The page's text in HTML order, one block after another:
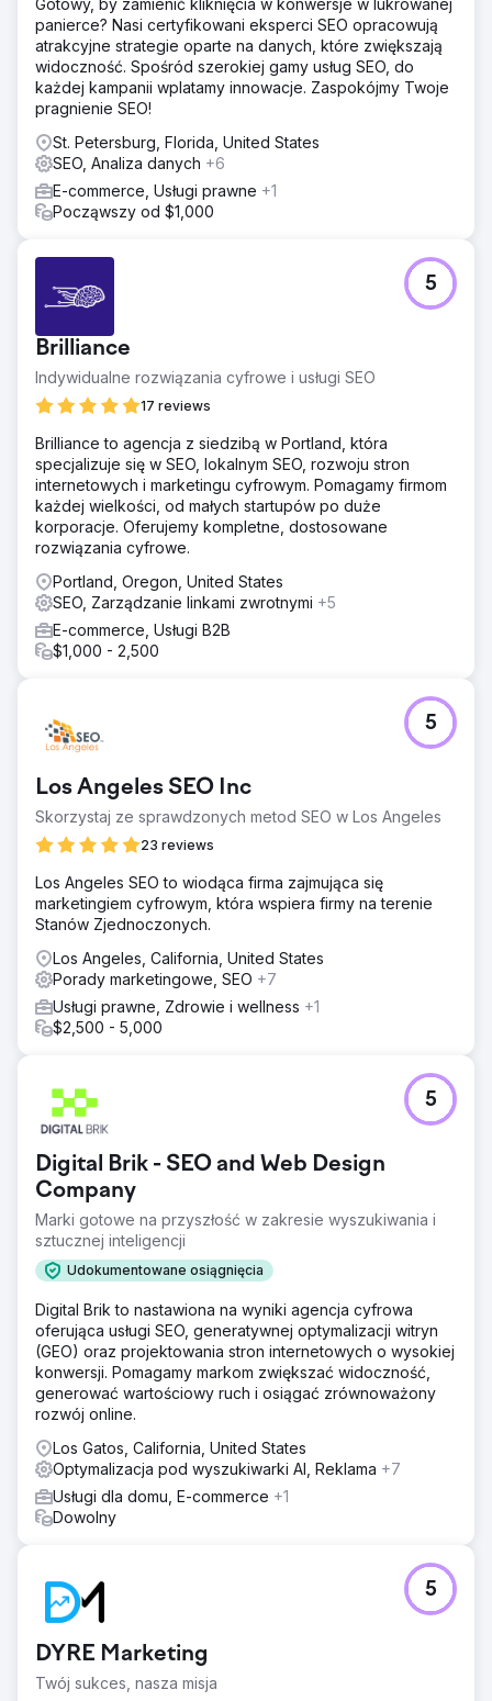
panierce? Nasi certyfikowani eksperci SEO opracowują
atrakcyjne strategie oparte na danych, które zwiększają
widoczność. Spośród szerokiej gamy usług SEO, do
każdej kampanii wplatamy innowacje. Zaspokójmy Twoje
pragnienie SEO!
St. Petersburg, Florida, United States
SEO, Analiza danych +6
E-commerce, Usługi prawne +1
Począwszy od $1,000
Brilliance
Indywidualne rozwiązania cyfrowe i usługi SEO
17 reviews
5
Brilliance to agencja z siedzibą w Portland, która
specjalizuje się w SEO, lokalnym SEO, rozwoju stron
internetowych i marketingu cyfrowym. Pomagamy firmom
każdej wielkości, od małych startupów po duże
korporacje. Oferujemy kompletne, dostosowane
rozwiązania cyfrowe.
Portland, Oregon, United States
SEO, Zarządzanie linkami zwrotnymi +5
E-commerce, Usługi B2B
$1,000 - 2,500
Los Angeles SEO Inc
Skorzystaj ze sprawdzonych metod SEO w Los Angeles
23 reviews
5
Los Angeles SEO to wiodąca firma zajmująca się
marketingiem cyfrowym, która wspiera firmy na terenie
Stanów Zjednoczonych.
Los Angeles, California, United States
Porady marketingowe, SEO +7
Usługi prawne, Zdrowie i wellness +1
$2,500 - 5,000
Digital Brik - SEO and Web Design
Company
Marki gotowe na przyszłość w zakresie wyszukiwania i
sztucznej inteligencji
Udokumentowane osiągnięcia
5
Digital Brik to nastawiona na wyniki agencja cyfrowa
oferująca usługi SEO, generatywnej optymalizacji witryn
(GEO) oraz projektowania stron internetowych o wysokiej
konwersji. Pomagamy markom zwiększać widoczność,
generować wartościowy ruch i osiągać zrównoważony
rozwój online.
Los Gatos, California, United States
Optymalizacja pod wyszukiwarki AI, Reklama +7
Usługi dla domu, E-commerce +1
Dowolny
DYRE Marketing
Twój sukces, nasza misja
5